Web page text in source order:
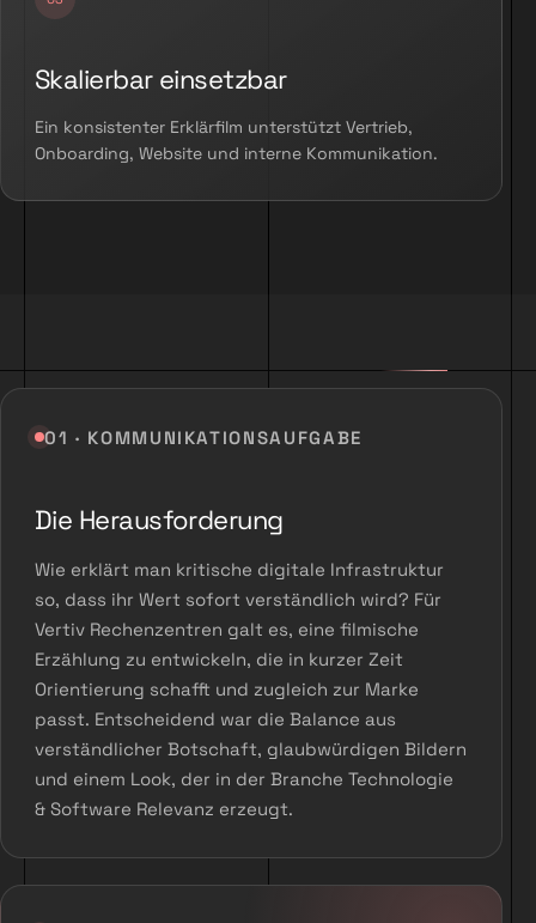
Skalierbar einsetzbar
Ein konsistenter Erklärfilm unterstützt Vertrieb,
Onboarding, Website und interne Kommunikation.
01 · KOMMUNIKATIONSAUFGABE
Die Herausforderung
Wie erklärt man kritische digitale Infrastruktur
so, dass ihr Wert sofort verständlich wird? Für
Vertiv Rechenzentren galt es, eine filmische
Erzählung zu entwickeln, die in kurzer Zeit
Orientierung schafft und zugleich zur Marke
passt. Entscheidend war die Balance aus
verständlicher Botschaft, glaubwürdigen Bildern
und einem Look, der in der Branche Technologie
& Software Relevanz erzeugt.